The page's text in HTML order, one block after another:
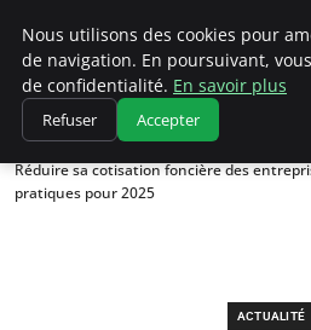
Chasseur De Tête
Accueil
Actualité
Réduire sa cotisation foncière des
pratiques pour 2025
ACTUALITÉ
Nous utilisons des cookies pour
de navigation. En poursuivant,
de confidentialité. En savoir plus
Refuser Accepter